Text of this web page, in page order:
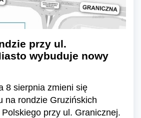
przy ul.
wybuduje nowy
8 sierpnia zmieni się
na rondzie Gruzińskich
przy ul. Granicznej.